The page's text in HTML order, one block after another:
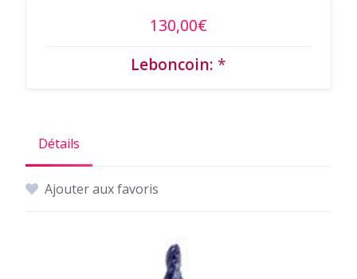
130,00€
Leboncoin: *
Détails
Ajouter aux favoris